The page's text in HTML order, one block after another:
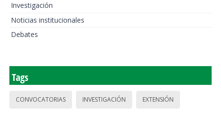
Investigación
Noticias institucionales
Debates
Tags
CONVOCATORIAS INVESTIGACIÓN EXTENSIÓN